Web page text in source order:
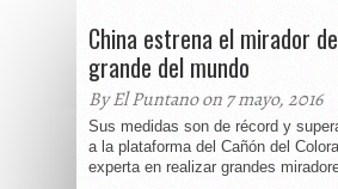
China estrena el mirador
grande del mundo
By El Puntano on 7 mayo, 2016
Sus medidas son de récord y
a la plataforma del Cañón del
experta en realizar grandes